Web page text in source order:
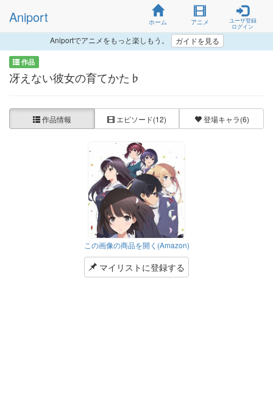
Aniport ホーム アニメ
ユーザ登録
ログイン
Aniportでアニメをもっと楽しもう。 ガイドを見る
作品
冴えない彼女の育てかた♭
作品情報 エピソード(12) 登場キャラ(6)
この画像の商品を開く(Amazon)
マイリストに登録する